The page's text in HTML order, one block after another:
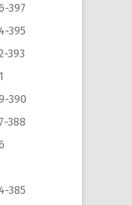
397
395
393
390
388
385